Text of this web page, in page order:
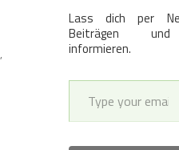
,
Lass dich per
Beiträgen und
informieren.
Type your email…